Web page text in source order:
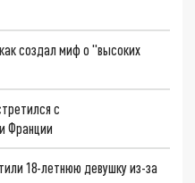
создал миф о "высоких
с
Франции
18-летнюю девушку из-за